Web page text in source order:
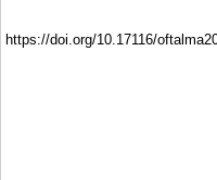
https://doi.org/10.17116/